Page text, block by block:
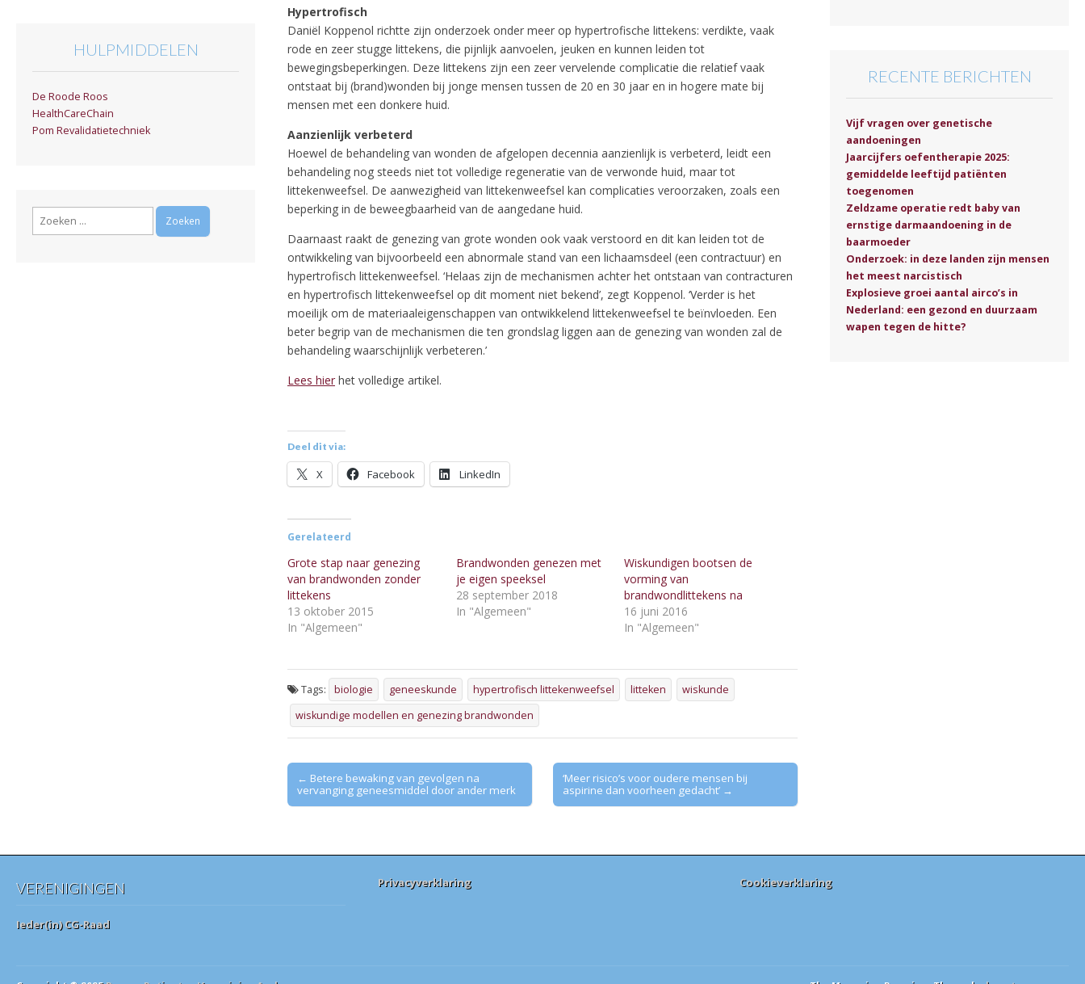
Hypertrofisch
Daniël Koppenol richtte zijn onderzoek onder meer op hypertrofische littekens: verdikte, vaak
rode en zeer stugge littekens, die pijnlijk aanvoelen, jeuken en kunnen leiden tot
bewegingsbeperkingen. Deze littekens zijn een zeer vervelende complicatie die relatief vaak
ontstaat bij (brand)wonden bij jonge mensen tussen de 20 en 30 jaar en in hogere mate bij
mensen met een donkere huid.
Aanzienlijk verbeterd
Hoewel de behandeling van wonden de afgelopen decennia aanzienlijk is verbeterd, leidt een
behandeling nog steeds niet tot volledige regeneratie van de verwonde huid, maar tot
littekenweefsel. De aanwezigheid van littekenweefsel kan complicaties veroorzaken, zoals een
beperking in de beweegbaarheid van de aangedane huid.
Daarnaast raakt de genezing van grote wonden ook vaak verstoord en dit kan leiden tot de
ontwikkeling van bijvoorbeeld een abnormale stand van een lichaamsdeel (een contractuur) en
hypertrofisch littekenweefsel. ‘Helaas zijn de mechanismen achter het ontstaan van contracturen
en hypertrofisch littekenweefsel op dit moment niet bekend’, zegt Koppenol. ‘Verder is het
moeilijk om de materiaaleigenschappen van ontwikkelend littekenweefsel te beïnvloeden. Een
beter begrip van de mechanismen die ten grondslag liggen aan de genezing van wonden zal de
behandeling waarschijnlijk verbeteren.’
Lees hier het volledige artikel.
Deel dit via:
X Facebook LinkedIn
Gerelateerd
Grote stap naar genezing
van brandwonden zonder
littekens
13 oktober 2015
In "Algemeen"
Brandwonden genezen met
je eigen speeksel
28 september 2018
In "Algemeen"
Wiskundigen bootsen de
vorming van
brandwondlittekens na
16 juni 2016
In "Algemeen"
Tags: biologie geneeskunde hypertrofisch littekenweefsel litteken
wiskunde
wiskundige modellen en genezing brandwonden
Post
navigation
← Betere bewaking van gevolgen na
vervanging geneesmiddel door ander merk
‘Meer risico’s voor oudere mensen bij
aspirine dan voorheen gedacht’ →
HULPMIDDELEN
De Roode Roos
HealthCareChain
Pom Revalidatietechniek
Zoeken
RECENTE BERICHTEN
Vijf vragen over genetische
aandoeningen
Jaarcijfers oefentherapie 2025:
gemiddelde leeftijd patiënten
toegenomen
Zeldzame operatie redt baby van
ernstige darmaandoening in de
baarmoeder
Onderzoek: in deze landen zijn mensen
het meest narcistisch
Explosieve groei aantal airco’s in
Nederland: een gezond en duurzaam
wapen tegen de hitte?
VERENIGINGEN
Ieder(in) CG-Raad
Privacyverklaring Cookieverklaring